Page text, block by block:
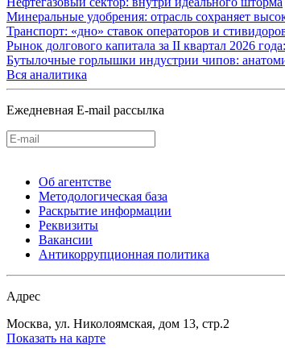
Минеральные удобрения: отрасль сохраняет
Транспорт: «дно» ставок операторов и
Рынок долгового капитала за II квартал 2026
Бутылочные горлышки индустрии чипов:
Вся аналитика
Ежедневная E-mail рассылка
Об агентстве
Методологическая база
Раскрытие информации
Реквизиты
Вакансии
Антикоррупционная политика
Адрес
Москва, ул. Николоямская, дом 13, стр.2
Показать на карте